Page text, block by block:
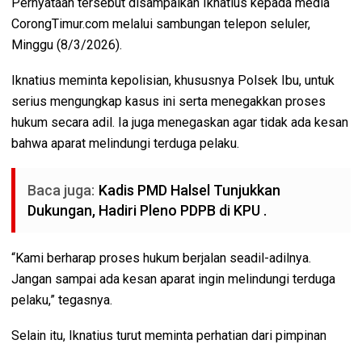
CorongTimur.com melalui sambungan telepon seluler,
Minggu (8/3/2026).
Iknatius meminta kepolisian, khususnya Polsek Ibu, untuk
serius mengungkap kasus ini serta menegakkan proses
hukum secara adil. Ia juga menegaskan agar tidak ada kesan
bahwa aparat melindungi terduga pelaku.
Baca juga: Kadis PMD Halsel Tunjukkan
Dukungan, Hadiri Pleno PDPB di KPU .
“Kami berharap proses hukum berjalan seadil-adilnya.
Jangan sampai ada kesan aparat ingin melindungi terduga
pelaku,” tegasnya.
Selain itu, Iknatius turut meminta perhatian dari pimpinan